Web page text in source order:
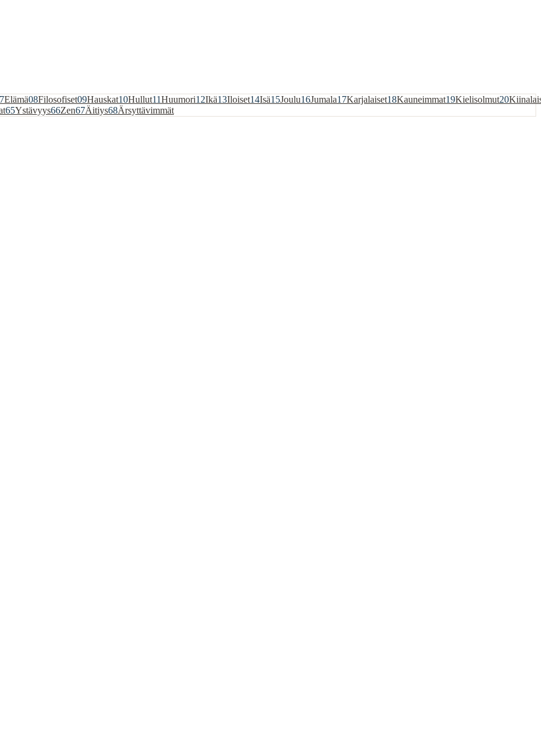
Elämä08Filosofiset09Hauskat10Hullut11Huumori12Ikä13Iloiset14Isä15Joulu16Jumala17Karjalaiset18Kauneimmat19Kielisolmut20
65Ystävyys66Zen67Äitiys68Ärsyttävimmät